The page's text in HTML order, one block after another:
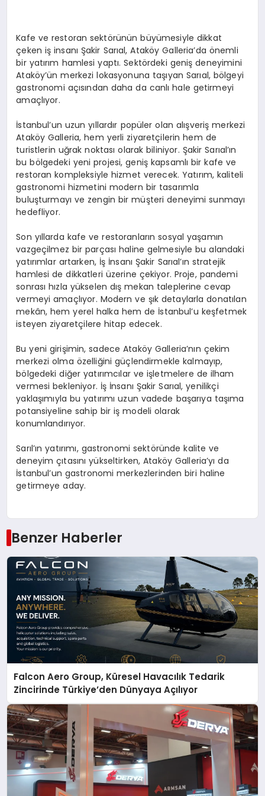
Kafe ve restoran sektörünün büyümesiyle dikkat
çeken iş insanı Şakir Sarıal, Ataköy Galleria’da önemli
bir yatırım hamlesi yaptı. Sektördeki geniş deneyimini
Ataköy’ün merkezi lokasyonuna taşıyan Sarıal, bölgeyi
gastronomi açısından daha da canlı hale getirmeyi
amaçlıyor.
İstanbul’un uzun yıllardır popüler olan alışveriş merkezi
Ataköy Galleria, hem yerli ziyaretçilerin hem de
turistlerin uğrak noktası olarak biliniyor. Şakir Sarıal’ın
bu bölgedeki yeni projesi, geniş kapsamlı bir kafe ve
restoran kompleksiyle hizmet verecek. Yatırım, kaliteli
gastronomi hizmetini modern bir tasarımla
buluşturmayı ve zengin bir müşteri deneyimi sunmayı
hedefliyor.
Son yıllarda kafe ve restoranların sosyal yaşamın
vazgeçilmez bir parçası haline gelmesiyle bu alandaki
yatırımlar artarken, İş İnsanı Şakir Sarıal’ın stratejik
hamlesi de dikkatleri üzerine çekiyor. Proje, pandemi
sonrası hızla yükselen dış mekan taleplerine cevap
vermeyi amaçlıyor. Modern ve şık detaylarla donatılan
mekân, hem yerel halka hem de İstanbul’u keşfetmek
isteyen ziyaretçilere hitap edecek.
Bu yeni girişimin, sadece Ataköy Galleria’nın çekim
merkezi olma özelliğini güçlendirmekle kalmayıp,
bölgedeki diğer yatırımcılar ve işletmelere de ilham
vermesi bekleniyor. İş İnsanı Şakir Sarıal, yenilikçi
yaklaşımıyla bu yatırımı uzun vadede başarıya taşıma
potansiyeline sahip bir iş modeli olarak
konumlandırıyor.
Sarıl’ın yatırımı, gastronomi sektöründe kalite ve
deneyim çıtasını yükseltirken, Ataköy Galleria’yı da
İstanbul’un gastronomi merkezlerinden biri haline
getirmeye aday.
Benzer Haberler
Falcon Aero Group, Küresel Havacılık Tedarik
Zincirinde Türkiye’den Dünyaya Açılıyor